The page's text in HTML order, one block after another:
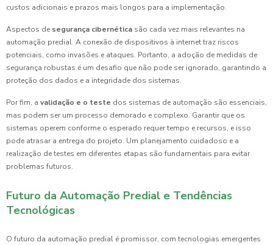
custos adicionais e prazos mais longos para a implementação.
Aspectos de segurança cibernética são cada vez mais relevantes na
automação predial. A conexão de dispositivos à internet traz riscos
potenciais, como invasões e ataques. Portanto, a adoção de medidas de
segurança robustas é um desafio que não pode ser ignorado, garantindo a
proteção dos dados e a integridade dos sistemas.
Por fim, a validação e o teste dos sistemas de automação são essenciais,
mas podem ser um processo demorado e complexo. Garantir que os
sistemas operem conforme o esperado requer tempo e recursos, e isso
pode atrasar a entrega do projeto. Um planejamento cuidadoso e a
realização de testes em diferentes etapas são fundamentais para evitar
problemas futuros.
Futuro da Automação Predial e Tendências
Tecnológicas
O futuro da automação predial é promissor, com tecnologias emergentes